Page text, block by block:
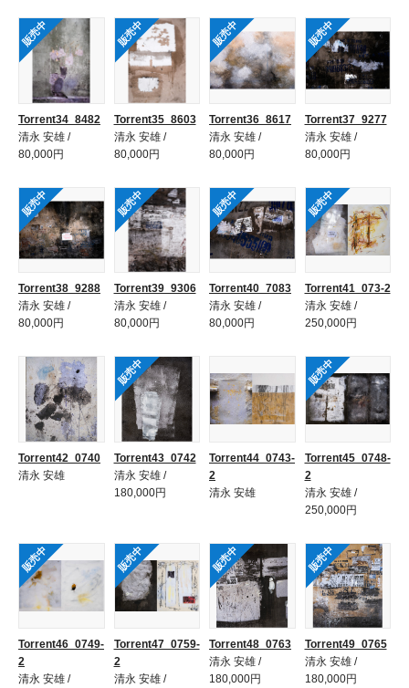
販売中
Torrent34_8482
清永 安雄 /
80,000円
販売中
Torrent35_8603
清永 安雄 /
80,000円
販売中
Torrent36_8617
清永 安雄 /
80,000円
販売中
Torrent37_9277
清永 安雄 /
80,000円
販売中
Torrent38_9288
清永 安雄 /
80,000円
販売中
Torrent39_9306
清永 安雄 /
80,000円
販売中
Torrent40_7083
清永 安雄 /
80,000円
販売中
Torrent41_073-2
清永 安雄 /
250,000円
Torrent42_0740
清永 安雄
販売中
Torrent43_0742
清永 安雄 /
180,000円
Torrent44_0743-
2
清永 安雄
販売中
Torrent45_0748-
2
清永 安雄 /
250,000円
販売中
Torrent46_0749-
2
清永 安雄 /
販売中
Torrent47_0759-
2
清永 安雄 /
販売中
Torrent48_0763
清永 安雄 /
180,000円
販売中
Torrent49_0765
清永 安雄 /
180,000円